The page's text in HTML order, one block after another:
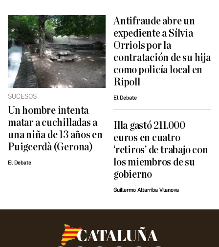
SUCESOS
Un hombre intenta
matar a cuchilladas a
una niña de 13 años en
Puigcerdà (Gerona)
El Debate
Antifraude abre un
expediente a Sílvia
Orriols por la
contratación de su hija
como policía local en
Ripoll
El Debate
Illa gastó 211.000
euros en cuatro
‘retiros’ de trabajo con
los miembros de su
gobierno
Guillermo Altarriba Vilanova